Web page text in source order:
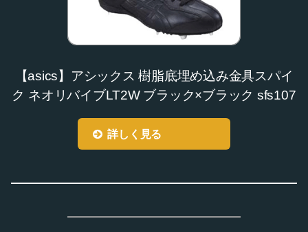
【asics】アシックス 樹脂底埋め込み金具スパイ
ク ネオリバイブLT2W ブラック×ブラック sfs107
詳しく見る